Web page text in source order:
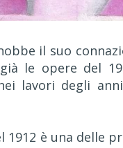
il suo
le opere del
lavori degli
1912 è una delle